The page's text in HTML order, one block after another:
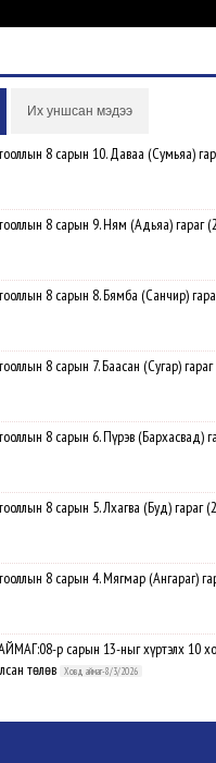
Их уншсан мэдээ
8 сарын 10. Даваа (Сумьяа)
8 сарын 9. Ням (Адьяа) гараг
8 сарын 8. Бямба (Санчир)
8 сарын 7. Баасан (Сугар)
8 сарын 6. Пүрэв (Бархасвад)
8 сарын 5. Лхагва (Буд) гараг
8 сарын 4. Мягмар (Ангараг)
р сарын 13-ныг хүртэлх 10
төлөв
Ховд аймаг-8/3/2026
8 сарын 3. Даваа (Сумьяа)